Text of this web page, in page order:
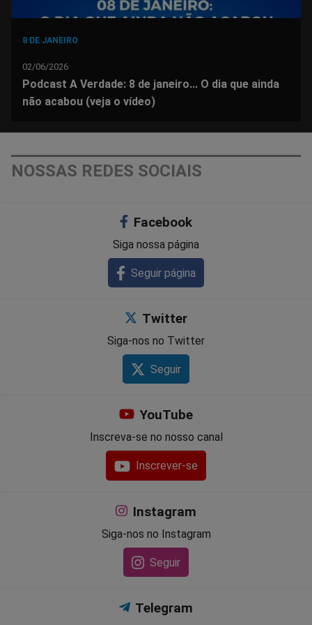
8 DE JANEIRO
02/06/2026
Podcast A Verdade: 8 de janeiro... O dia que ainda
não acabou (veja o vídeo)
NOSSAS REDES SOCIAIS
Facebook
Siga nossa página
Seguir página
Twitter
Siga-nos no Twitter
Seguir
YouTube
Inscreva-se no nosso canal
Inscrever-se
Instagram
Siga-nos no Instagram
Seguir
Telegram